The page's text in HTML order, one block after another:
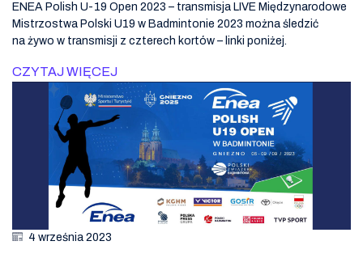
ENEA Polish U-19 Open 2023 – transmisja LIVE Międzynarodowe
Mistrzostwa Polski U19 w Badmintonie 2023 można śledzić
na żywo w transmisji z czterech kortów – linki poniżej.
CZYTAJ WIĘCEJ
4 września 2023